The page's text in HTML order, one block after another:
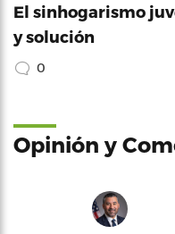
El sinhogarismo
y solución
0
Opinión y